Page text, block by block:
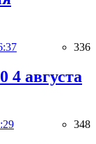
336
4 августа
348